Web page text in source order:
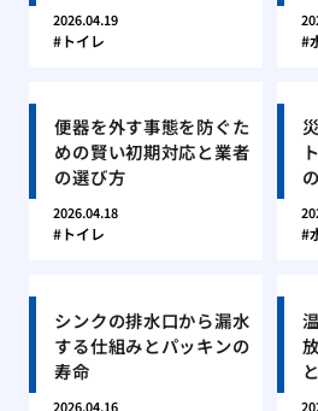
2026.04.19
トイレ
便器を外す事態を防ぐた
めの賢い初期対応と業者
の選び方
2026.04.18
トイレ
シンクの排水口から漏水
する仕組みとパッキンの
寿命
2026.04.16